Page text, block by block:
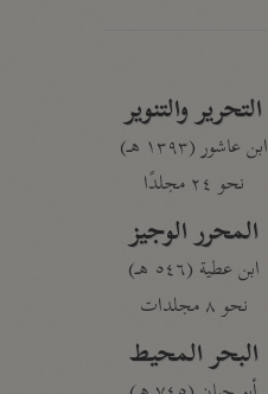
التحرير والتنوير
ابن عاشور (١٣٩٣ هـ)
نحو ٢٤ مجلدًا
المحرر الوجيز
ابن عطية (٥٤٦ هـ)
نحو ٨ مجلدات
البحر المحيط